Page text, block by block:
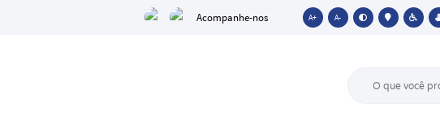
Acompanhe-nos A+ A-